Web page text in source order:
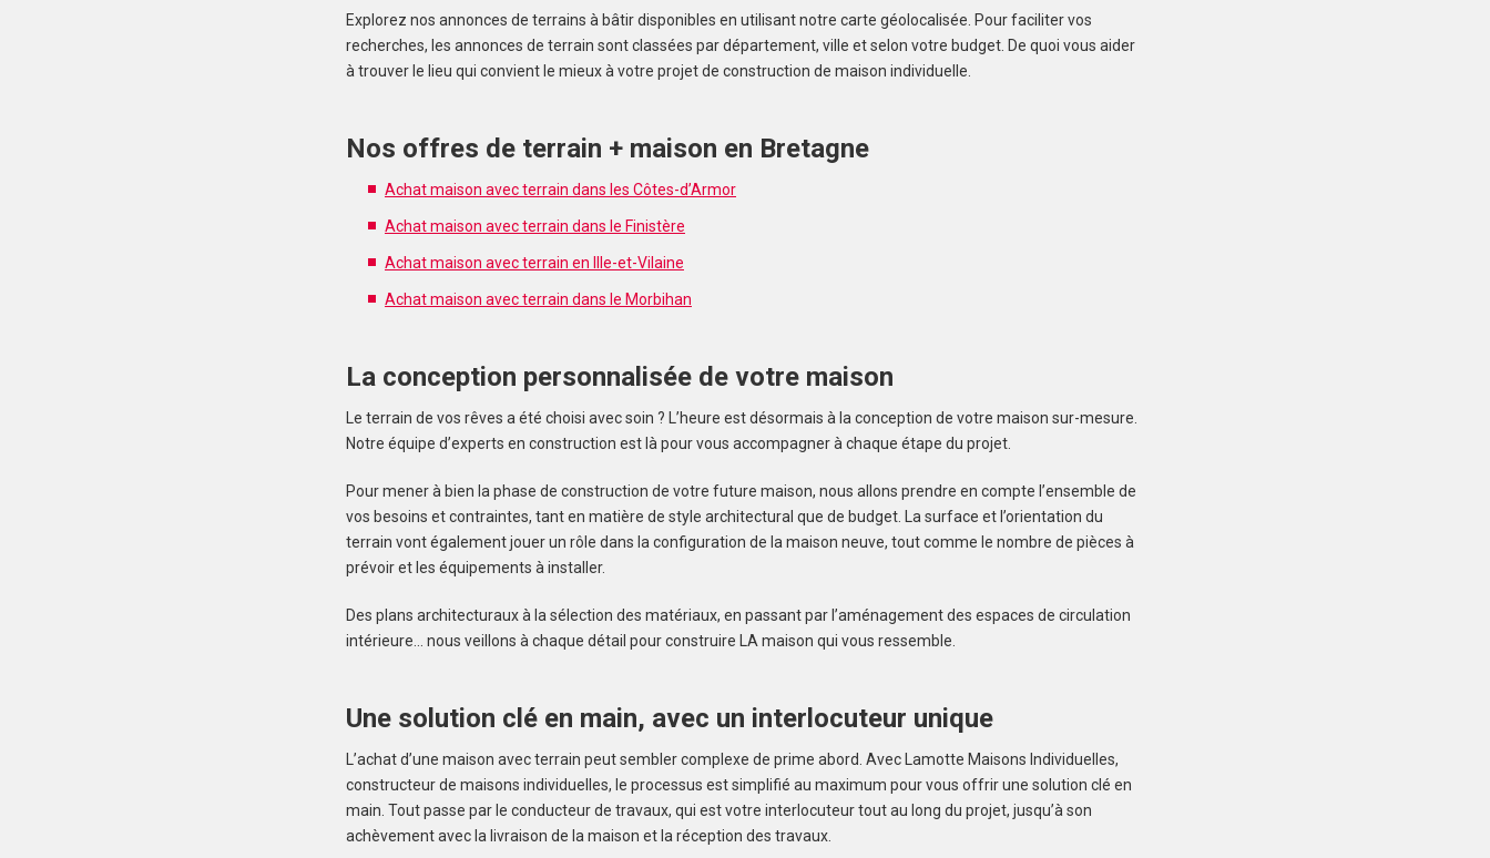
Explorez nos annonces de terrains à bâtir disponibles en utilisant notre carte géolocalisée. Pour faciliter vos
recherches, les annonces de terrain sont classées par département, ville et selon votre budget. De quoi vous aider
à trouver le lieu qui convient le mieux à votre projet de construction de maison individuelle.
Nos offres de terrain + maison en Bretagne
Achat maison avec terrain dans les Côtes-d’Armor
Achat maison avec terrain dans le Finistère
Achat maison avec terrain en Ille-et-Vilaine
Achat maison avec terrain dans le Morbihan
La conception personnalisée de votre maison
Le terrain de vos rêves a été choisi avec soin ? L’heure est désormais à la conception de votre maison sur-mesure.
Notre équipe d’experts en construction est là pour vous accompagner à chaque étape du projet.
Pour mener à bien la phase de construction de votre future maison, nous allons prendre en compte l’ensemble de
vos besoins et contraintes, tant en matière de style architectural que de budget. La surface et l’orientation du
terrain vont également jouer un rôle dans la configuration de la maison neuve, tout comme le nombre de pièces à
prévoir et les équipements à installer.
Des plans architecturaux à la sélection des matériaux, en passant par l’aménagement des espaces de circulation
intérieure… nous veillons à chaque détail pour construire LA maison qui vous ressemble.
Une solution clé en main, avec un interlocuteur unique
L’achat d’une maison avec terrain peut sembler complexe de prime abord. Avec Lamotte Maisons Individuelles,
constructeur de maisons individuelles, le processus est simplifié au maximum pour vous offrir une solution clé en
main. Tout passe par le conducteur de travaux, qui est votre interlocuteur tout au long du projet, jusqu’à son
achèvement avec la livraison de la maison et la réception des travaux.